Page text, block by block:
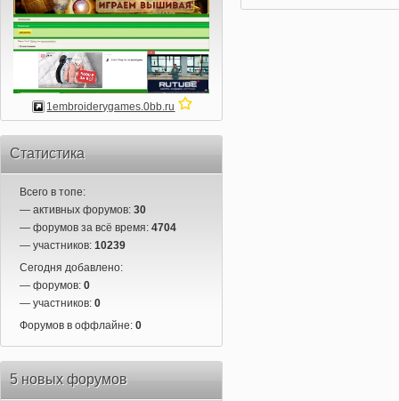
1embroiderygames.0bb.ru
Статистика
Всего в топе:
— активных форумов: 30
— форумов за всё время: 4704
— участников: 10239
Сегодня добавлено:
— форумов: 0
— участников: 0
Форумов в оффлайне: 0
5 новых форумов